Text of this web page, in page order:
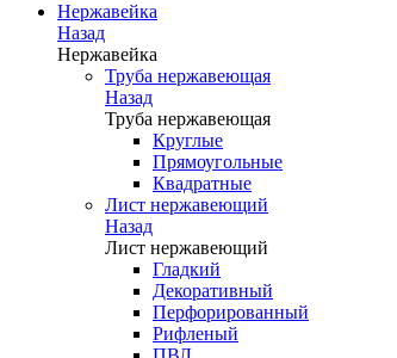
Нержавейка
Назад
Нержавейка
Труба нержавеющая
Назад
Труба нержавеющая
Круглые
Прямоугольные
Квадратные
Лист нержавеющий
Назад
Лист нержавеющий
Гладкий
Декоративный
Перфорированный
Рифленый